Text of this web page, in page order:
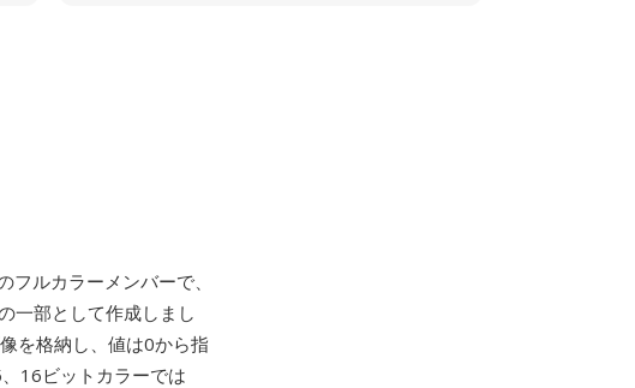
ルカラーメンバーで、
一部として作成しまし
を格納し、値は0から指
16ビットカラーでは